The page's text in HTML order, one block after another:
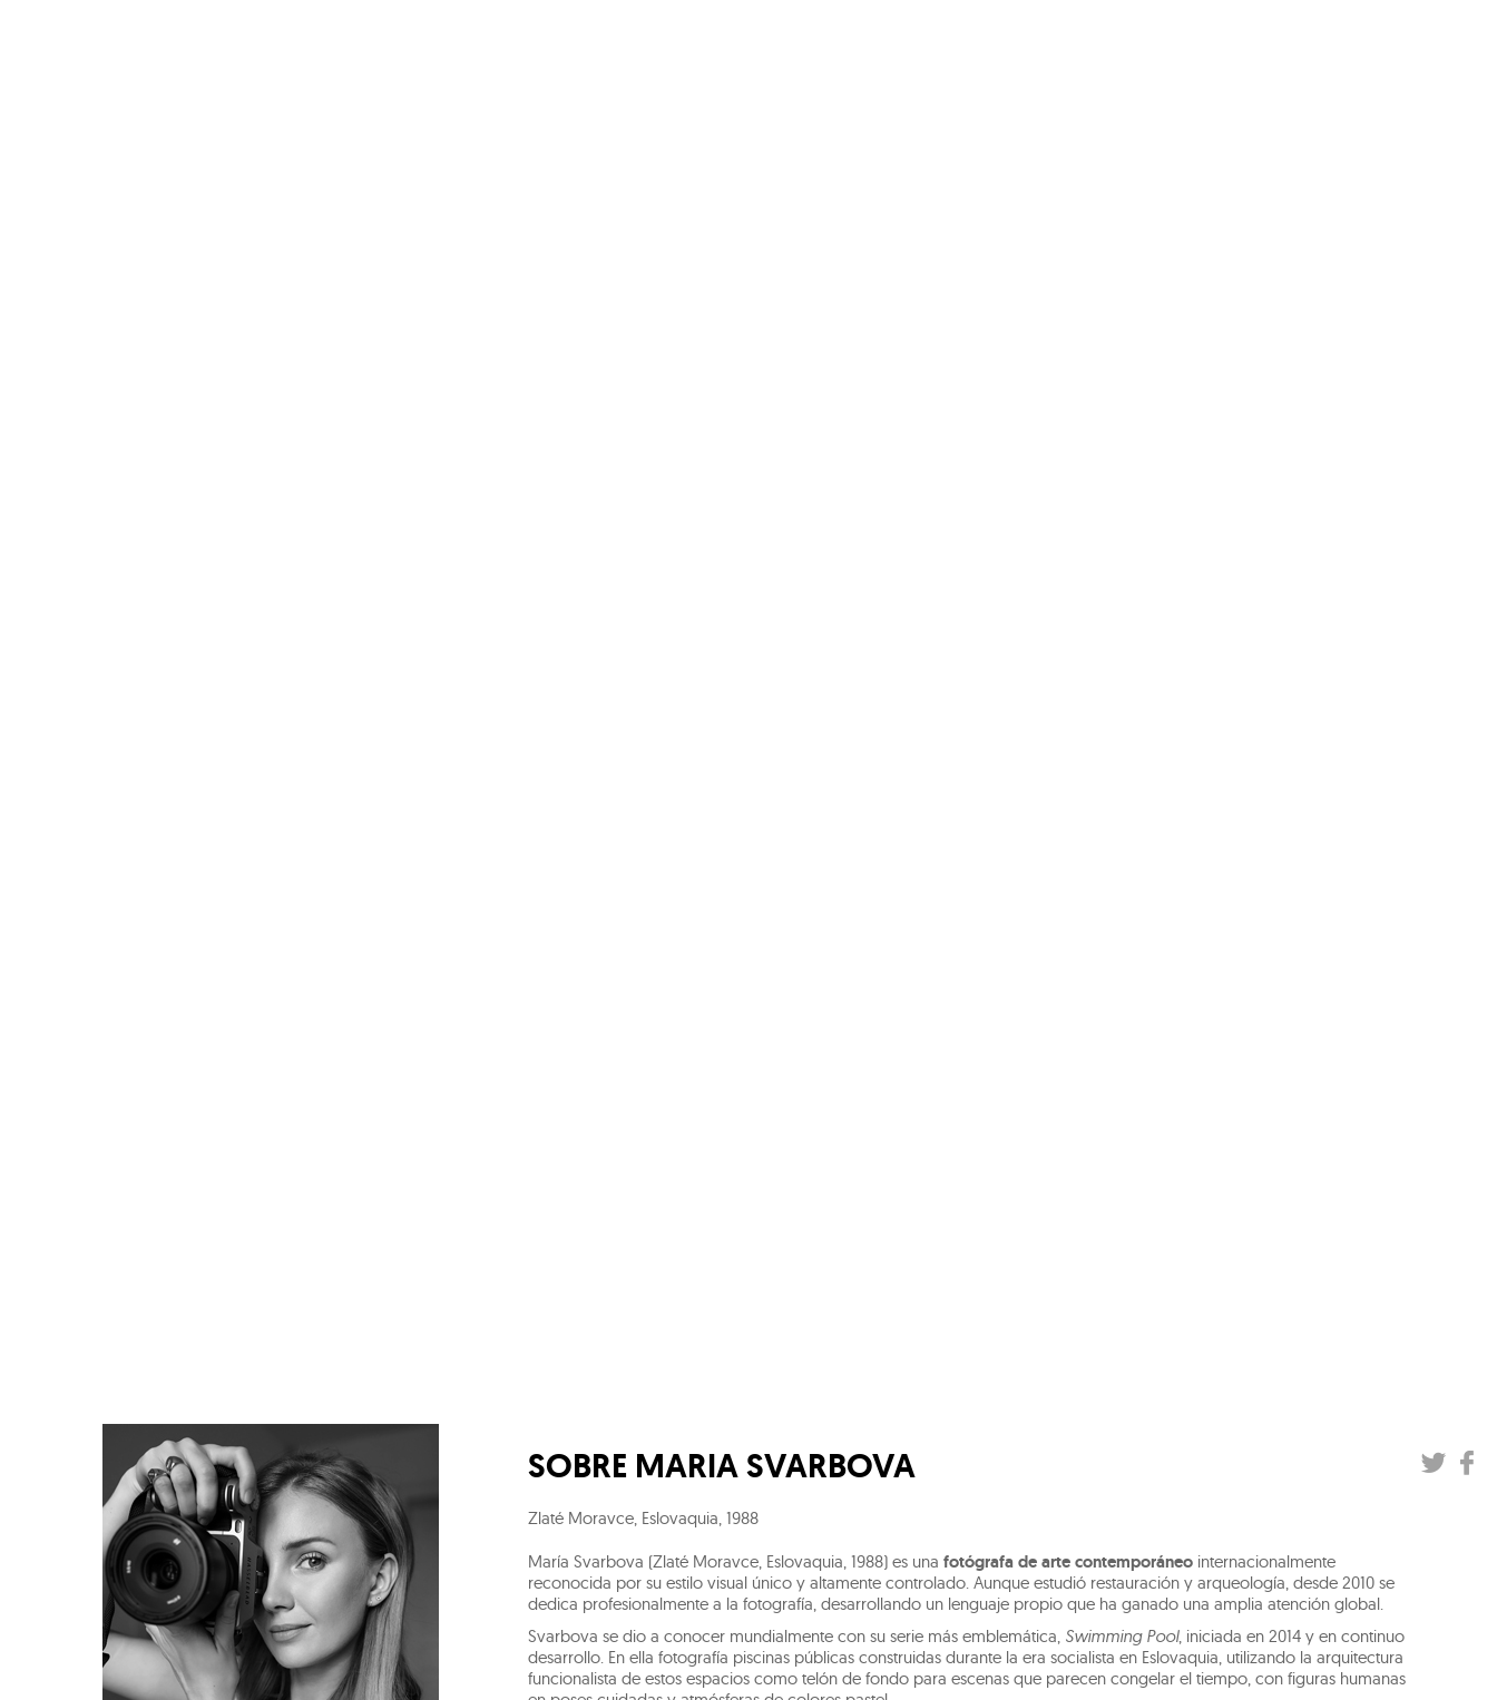
SOBRE MARIA SVARBOVA
Zlaté Moravce, Eslovaquia, 1988
María Svarbova (Zlaté Moravce, Eslovaquia, 1988) es una fotógrafa de arte contemporáneo internacionalmente
reconocida por su estilo visual único y altamente controlado. Aunque estudió restauración y arqueología, desde 2010 se
dedica profesionalmente a la fotografía, desarrollando un lenguaje propio que ha ganado una amplia atención global.
Svarbova se dio a conocer mundialmente con su serie más emblemática, Swimming Pool, iniciada en 2014 y en continuo
desarrollo. En ella fotografía piscinas públicas construidas durante la era socialista en Eslovaquia, utilizando la arquitectura
funcionalista de estos espacios como telón de fondo para escenas que parecen congelar el tiempo, con figuras humanas